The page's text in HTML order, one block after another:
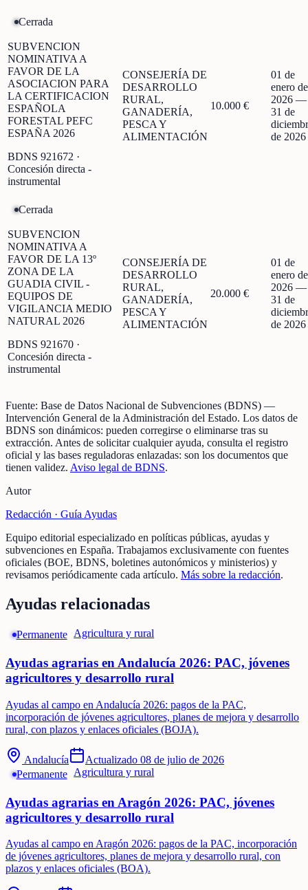
Cerrada
SUBVENCION
NOMINATIVA A
FAVOR DE LA
ASOCIACION PARA
LA CERTIFICACION
ESPAÑOLA
FORESTAL PEFC
ESPAÑA 2026
BDNS 921672 ·
Concesión directa -
instrumental
CONSEJERÍA DE
DESARROLLO
RURAL,
GANADERÍA,
PESCA Y
ALIMENTACIÓN
10.000 €
01 de
enero de
2026 —
31 de
de 2026
Cerrada
SUBVENCION
NOMINATIVA A
FAVOR DE LA 13º
ZONA DE LA
GUADIA CIVIL -
EQUIPOS DE
VIGILANCIA MEDIO
NATURAL 2026
BDNS 921670 ·
Concesión directa -
instrumental
CONSEJERÍA DE
DESARROLLO
RURAL,
GANADERÍA,
PESCA Y
ALIMENTACIÓN
20.000 €
01 de
enero de
2026 —
31 de
de 2026
Fuente: Base de Datos Nacional de Subvenciones (BDNS) —
Intervención General de la Administración del Estado. Los datos de
BDNS son dinámicos: pueden corregirse o eliminarse tras su
extracción. Antes de solicitar cualquier ayuda, consulta el registro
oficial y las bases reguladoras enlazadas: son los documentos que
tienen validez. Aviso legal de BDNS.
Autor
Redacción · Guía Ayudas
Equipo editorial especializado en políticas públicas, ayudas y
subvenciones en España. Trabajamos exclusivamente con fuentes
oficiales (BOE, BDNS, boletines autonómicos y ministerios) y
revisamos periódicamente cada artículo. Más sobre la redacción.
Ayudas relacionadas
Permanente Agricultura y rural
Ayudas agrarias en Andalucía 2026: PAC, jóvenes
agricultores y desarrollo rural
Ayudas al campo en Andalucía 2026: pagos de la PAC,
incorporación de jóvenes agricultores, planes de mejora y desarrollo
rural, con plazos y enlaces oficiales (BOJA).
Andalucía Actualizado 08 de julio de 2026
Permanente Agricultura y rural
Ayudas agrarias en Aragón 2026: PAC, jóvenes
agricultores y desarrollo rural
Ayudas al campo en Aragón 2026: pagos de la PAC, incorporación
de jóvenes agricultores, planes de mejora y desarrollo rural, con
plazos y enlaces oficiales (BOA).